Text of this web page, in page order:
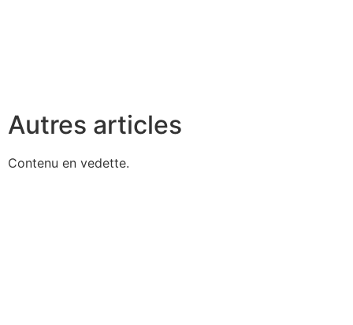
Autres articles
Contenu en vedette.